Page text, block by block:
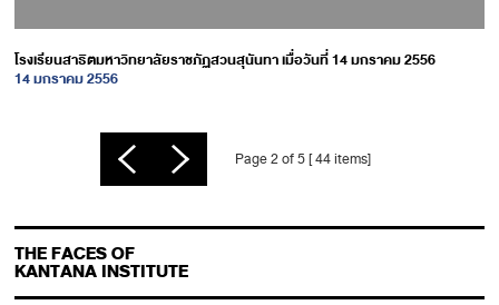
โรงเรียนสาธิตมหาวิทยาลัยราชภัฏสวนสุนันทา เมื่อวันที่ 14 มกราคม 2556
14 มกราคม 2556
Page 2 of 5 [ 44 items]
THE FACES OF
KANTANA INSTITUTE